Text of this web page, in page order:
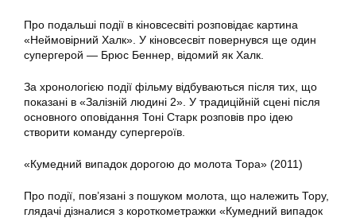
Про подальші події в кіновсесвіті розповідає картина
«Неймовірний Халк». У кіновсесвіт повернувся ще один
супергерой — Брюс Беннер, відомий як Халк.
За хронологією події фільму відбуваються після тих, що
показані в «Залізній людині 2». У традиційній сцені після
основного оповідання Тоні Старк розповів про ідею
створити команду супергероїв.
«Кумедний випадок дорогою до молота Тора» (2011)
Про події, пов’язані з пошуком молота, що належить Тору,
глядачі дізналися з короткометражки «Кумедний випадок